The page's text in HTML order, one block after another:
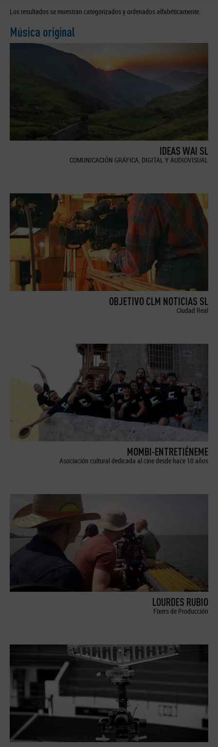
Los resultados se muestran categorizados y ordenados alfabéticamente.
Música original
IDEAS WAI SL
COMUNICACIÓN GRÁFICA, DIGITAL Y AUDIOVISUAL
OBJETIVO CLM NOTICIAS SL
Ciudad Real
MOMBI-ENTRETIÉNEME
Asociación cultural dedicada al cine desde hace 10 años
LOURDES RUBIO
Fixers de Producción